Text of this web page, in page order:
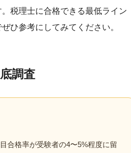
税理士に合格できる最低ライン
ひ参考にしてみてください。
調査
合格率が受験者の4〜5%程度に留